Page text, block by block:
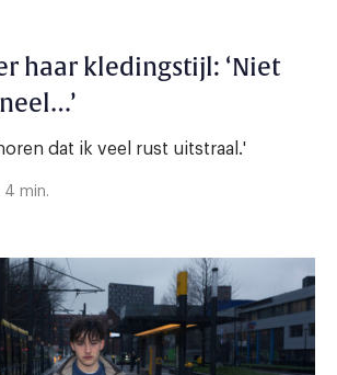
haar kledingstijl: ‘Niet
dat ik veel rust uitstraal.'
4 min.